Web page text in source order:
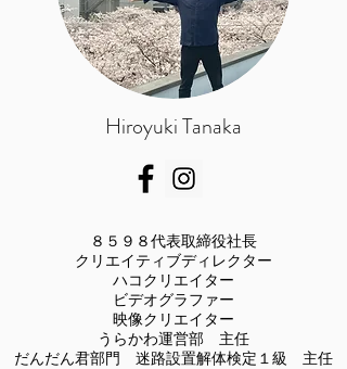
​Hiroyuki Tanaka
８５９８代表取締役社長
クリエイティブディレクター
​ハコクリエイター
ビデオグラファー
​映像クリエイター
​うらかわ運営部 主任
だんだん君部門 迷路設置解体検定１級 主任